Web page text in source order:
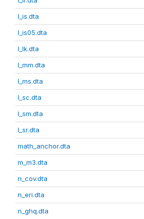
l_is.dta
l_is05.dta
l_lk.dta
l_mm.dta
l_ms.dta
l_sc.dta
l_sm.dta
l_sr.dta
math_anchor.dta
m_m3.dta
n_cov.dta
n_eri.dta
n_ghq.dta